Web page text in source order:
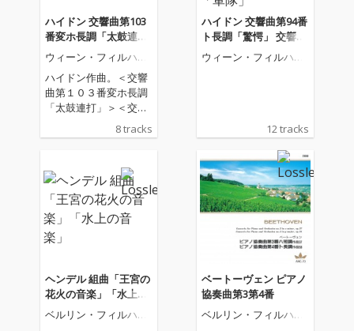
ハイドン 交響曲第103
番変ホ長調「太鼓連
打」 交響曲第104番ニ
長調「ロンドン」
ウィーン・フィルハー
ハイドン作曲。＜交響
曲第１０３番変ホ長調
「太鼓連打」＞＜交響
「ロンドン」＞収録。
8 tracks
ハイドン 交響曲第94番
ト長調「驚愕」 交響曲
第96番ニ長調「奇蹟」
交響曲第100番ト長調
ウィーン・フィルハー
12 tracks
ヘンデル 組曲「王宮の
花火の音楽」「水上の
音楽」
ベルリン・フィルハー
ベートーヴェン ピアノ
協奏曲第3第4番
ベルリン・フィルハー